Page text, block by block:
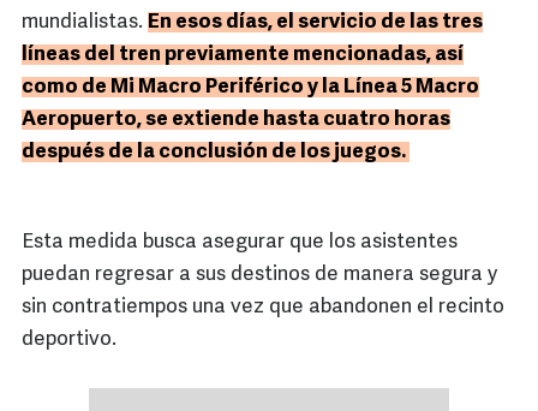
mundialistas. En esos días, el servicio de las tres
líneas del tren previamente mencionadas, así
como de Mi Macro Periférico y la Línea 5 Macro
Aeropuerto, se extiende hasta cuatro horas
después de la conclusión de los juegos.
Esta medida busca asegurar que los asistentes
puedan regresar a sus destinos de manera segura y
sin contratiempos una vez que abandonen el recinto
deportivo.